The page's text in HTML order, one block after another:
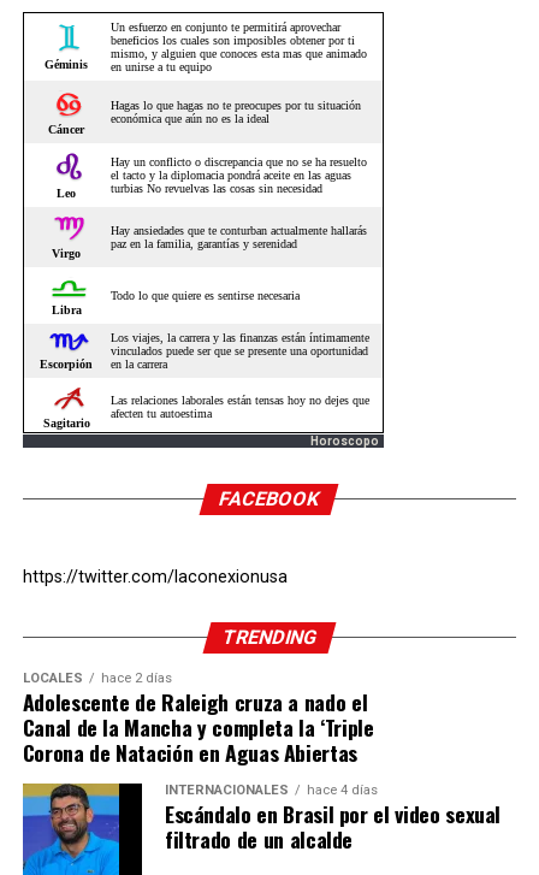
Horoscopo
FACEBOOK
https://twitter.com/laconexionusa
TRENDING
LOCALES hace 2 días
Adolescente de Raleigh cruza a nado el
Canal de la Mancha y completa la ‘Triple
Corona de Natación en Aguas Abiertas
INTERNACIONALES hace 4 días
Escándalo en Brasil por el video sexual
filtrado de un alcalde